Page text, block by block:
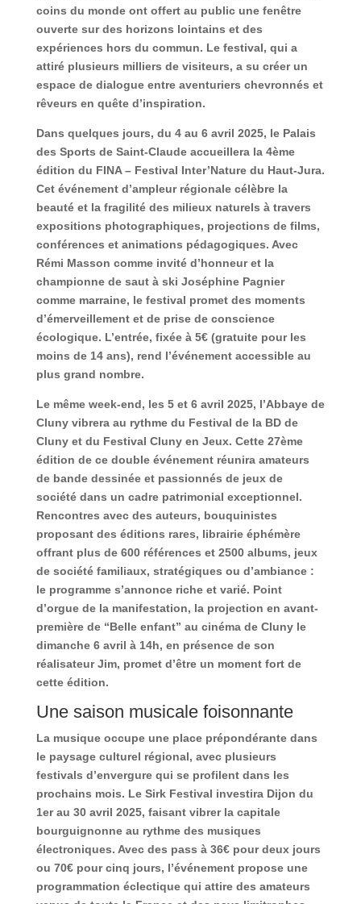
coins du monde ont offert au public une fenêtre
ouverte sur des horizons lointains et des
expériences hors du commun. Le festival, qui a
attiré plusieurs milliers de visiteurs, a su créer un
espace de dialogue entre aventuriers chevronnés et
rêveurs en quête d’inspiration.
Dans quelques jours, du 4 au 6 avril 2025, le Palais
des Sports de Saint-Claude accueillera la 4ème
édition du FINA – Festival Inter’Nature du Haut-Jura.
Cet événement d’ampleur régionale célèbre la
beauté et la fragilité des milieux naturels à travers
expositions photographiques, projections de films,
conférences et animations pédagogiques. Avec
Rémi Masson comme invité d’honneur et la
championne de saut à ski Joséphine Pagnier
comme marraine, le festival promet des moments
d’émerveillement et de prise de conscience
écologique. L’entrée, fixée à 5€ (gratuite pour les
moins de 14 ans), rend l’événement accessible au
plus grand nombre.
Le même week-end, les 5 et 6 avril 2025, l’Abbaye de
Cluny vibrera au rythme du Festival de la BD de
Cluny et du Festival Cluny en Jeux. Cette 27ème
édition de ce double événement réunira amateurs
de bande dessinée et passionnés de jeux de
société dans un cadre patrimonial exceptionnel.
Rencontres avec des auteurs, bouquinistes
proposant des éditions rares, librairie éphémère
offrant plus de 600 références et 2500 albums, jeux
de société familiaux, stratégiques ou d’ambiance :
le programme s’annonce riche et varié. Point
d’orgue de la manifestation, la projection en avant-
première de “Belle enfant” au cinéma de Cluny le
dimanche 6 avril à 14h, en présence de son
réalisateur Jim, promet d’être un moment fort de
cette édition.
Une saison musicale foisonnante
La musique occupe une place prépondérante dans
le paysage culturel régional, avec plusieurs
festivals d’envergure qui se profilent dans les
prochains mois. Le Sirk Festival investira Dijon du
1er au 30 avril 2025, faisant vibrer la capitale
bourguignonne au rythme des musiques
électroniques. Avec des pass à 36€ pour deux jours
ou 70€ pour cinq jours, l’événement propose une
programmation éclectique qui attire des amateurs